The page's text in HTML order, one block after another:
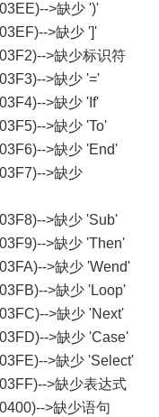
>缺少 ')'
>缺少 ']'
>缺少标识符
>缺少 '='
>缺少 'If'
>缺少 'To'
>缺少 'End'
>缺少
>缺少 'Sub'
>缺少 'Then'
>缺少 'Wend'
>缺少 'Loop'
>缺少 'Next'
>缺少 'Case'
>缺少 'Select'
>缺少表达式
>缺少语句